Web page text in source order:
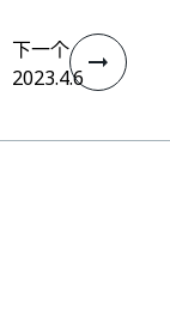
下一个
2023.4.6